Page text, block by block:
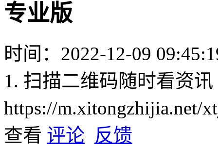
专业版
时间：2022-12-09
1. 扫描二维码随时看资讯
https://m.xitongzhijia.net/
查看 评论 反馈